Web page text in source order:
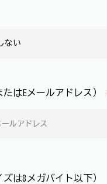
ない
はEメールアドレス）
は8メガバイト以下）